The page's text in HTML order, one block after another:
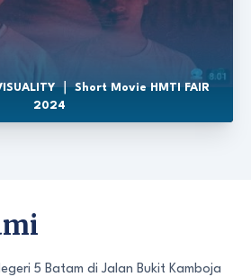
｜ Short Movie HMTI FAIR
2024
5 Batam di Jalan Bukit Kamboja